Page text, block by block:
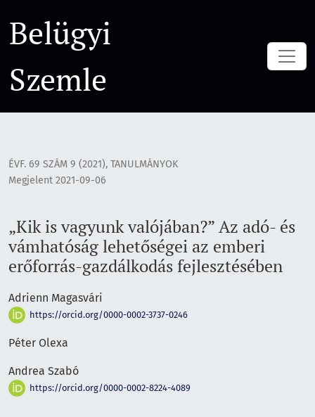
Belügyi
Szemle
ÉVF. 69 SZÁM 9 (2021), TANULMÁNYOK
„Kik is vagyunk valójában?” Az adó- és
vámhatóság lehetőségei az emberi
erőforrás-gazdálkodás fejlesztésében
Megjelent 2021-09-06
Adrienn Magasvári
https://orcid.org/0000-0002-3737-0246
Péter Olexa
Andrea Szabó
https://orcid.org/0000-0002-8224-4089